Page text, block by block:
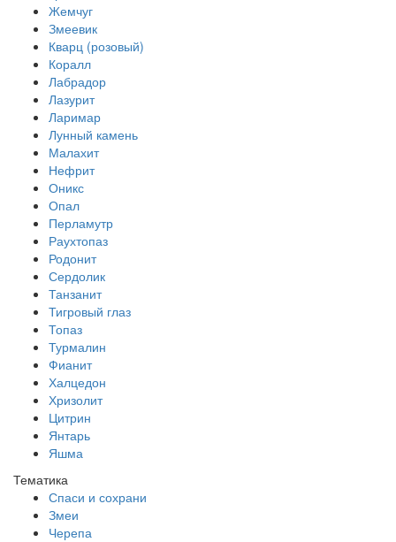
Жемчуг
Змеевик
Кварц (розовый)
Коралл
Лабрадор
Лазурит
Ларимар
Лунный камень
Малахит
Нефрит
Оникс
Опал
Перламутр
Раухтопаз
Родонит
Сердолик
Танзанит
Тигровый глаз
Топаз
Турмалин
Фианит
Халцедон
Хризолит
Цитрин
Янтарь
Яшма
Тематика
Спаси и сохрани
Змеи
Черепа